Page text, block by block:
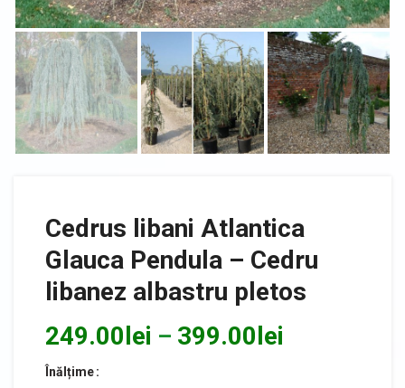
Cedrus libani Atlantica
Glauca Pendula – Cedru
libanez albastru pletos
249.00 lei – 399.00 lei
Înălțime